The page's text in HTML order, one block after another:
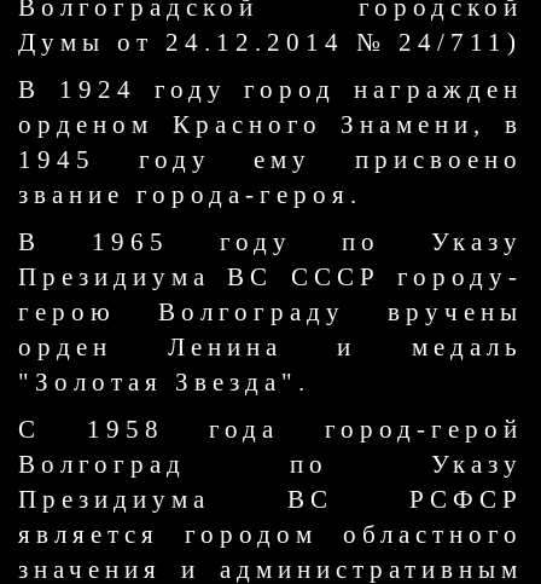
Волгоградской городской
Думы от 24.12.2014 № 24/711)
В 1924 году город награжден
орденом Красного Знамени, в
1945 году ему присвоено
звание города-героя.
В 1965 году по Указу
Президиума ВС СССР городу-
герою Волгограду вручены
орден Ленина и медаль
"Золотая Звезда".
С 1958 года город-герой
Волгоград по Указу
Президиума ВС РСФСР
является городом областного
значения и административным